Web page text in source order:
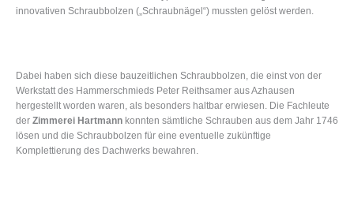
innovativen Schraubbolzen („Schraubnägel“) mussten gelöst werden.
Dabei haben sich diese bauzeitlichen Schraubbolzen, die einst von der
Werkstatt des Hammerschmieds Peter Reithsamer aus Azhausen
hergestellt worden waren, als besonders haltbar erwiesen. Die Fachleute
der Zimmerei Hartmann konnten sämtliche Schrauben aus dem Jahr 1746
lösen und die Schraubbolzen für eine eventuelle zukünftige
Komplettierung des Dachwerks bewahren.